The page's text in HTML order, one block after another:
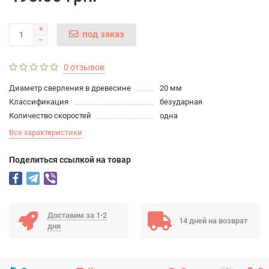
под заказ
0 отзывов
Диаметр сверления в древесине
20 мм
Классификация
безударная
Количество скоростей
одна
Все характеристики
Поделиться ссылкой на товар
Доставим за 1-2
дня
14 дней на возврат